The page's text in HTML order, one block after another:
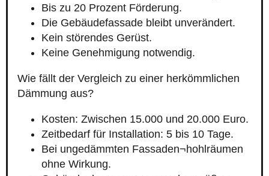
Bis zu 20 Prozent Förderung.
Die Gebäudefassade bleibt unverändert.
Kein störendes Gerüst.
Keine Genehmigung notwendig.
Wie fällt der Vergleich zu einer herkömmlichen
Dämmung aus?
Kosten: Zwischen 15.000 und 20.000 Euro.
Zeitbedarf für Installation: 5 bis 10 Tage.
Bei ungedämmten Fassaden¬hohlräumen
ohne Wirkung.